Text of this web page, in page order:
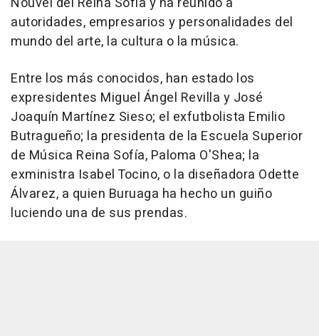
autoridades, empresarios y personalidades del
mundo del arte, la cultura o la música.
Entre los más conocidos, han estado los
expresidentes Miguel Ángel Revilla y José
Joaquín Martínez Sieso; el exfutbolista Emilio
Butragueño; la presidenta de la Escuela Superior
de Música Reina Sofía, Paloma O'Shea; la
exministra Isabel Tocino, o la diseñadora Odette
Álvarez, a quien Buruaga ha hecho un guiño
luciendo una de sus prendas.